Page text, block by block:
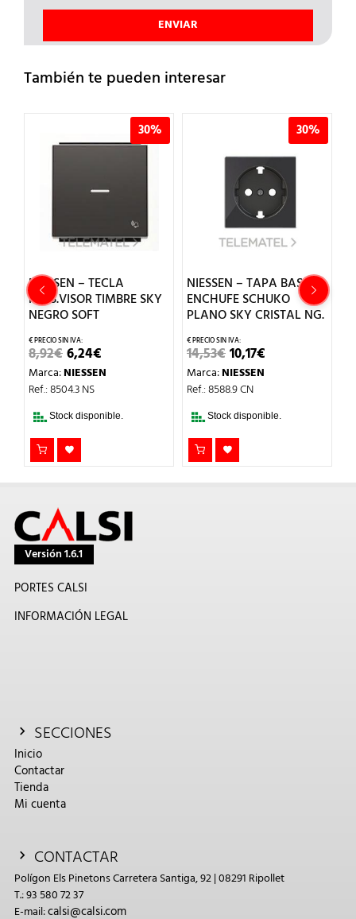
También te pueden interesar
30%
NIESSEN – TECLA
PULS.VISOR TIMBRE SKY
NEGRO SOFT
8,92€EL
PRECIO
ORIGINAL
ERA:
6,24€PRECIO
ACTUAL
Marca:NIESSEN
Ref.: 8504.3 NS
Stock disponible.
30%
NIESSEN – TAPA BASE
ENCHUFE SCHUKO
PLANO SKY CRISTAL NG.
14,53€EL
PRECIO
ORIGINAL
ERA:
10,17€
Marca:NIESSEN
Ref.: 8588.9 CN
Stock disponible.
Versión 1.6.1
PORTES CALSI
INFORMACIÓN LEGAL
SECCIONES
Inicio
Contactar
Tienda
Mi cuenta
CONTACTAR
Polígon Els Pinetons Carretera Santiga, 92 | 08291 Ripollet
T.: 93 580 72 37
E-mail:calsi@calsi.com